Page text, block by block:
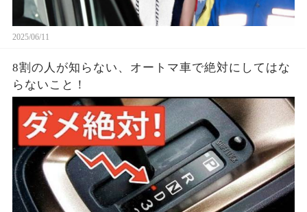
2025/06/11
8割の人が知らない、オートマ車で絶対にしてはな
らないこと！